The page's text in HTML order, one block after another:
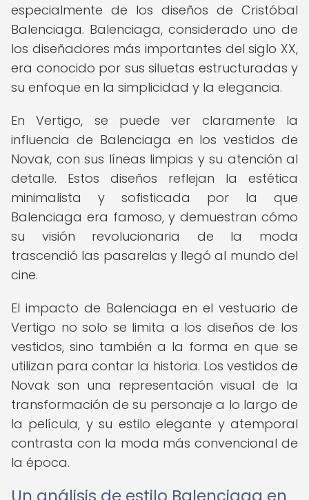
especialmente de los diseños de Cristóbal
Balenciaga. Balenciaga, considerado uno de
los diseñadores más importantes del siglo XX,
era conocido por sus siluetas estructuradas y
su enfoque en la simplicidad y la elegancia.
En Vertigo, se puede ver claramente la
influencia de Balenciaga en los vestidos de
Novak, con sus líneas limpias y su atención al
detalle. Estos diseños reflejan la estética
minimalista y sofisticada por la que
Balenciaga era famoso, y demuestran cómo
su visión revolucionaria de la moda
trascendió las pasarelas y llegó al mundo del
cine.
El impacto de Balenciaga en el vestuario de
Vertigo no solo se limita a los diseños de los
vestidos, sino también a la forma en que se
utilizan para contar la historia. Los vestidos de
Novak son una representación visual de la
transformación de su personaje a lo largo de
la película, y su estilo elegante y atemporal
contrasta con la moda más convencional de
la época.